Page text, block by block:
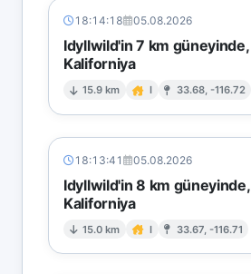
18:14:18 05.08.2026
Idyllwild'in 7 km güneyinde,
Kaliforniya
15.9 km I 33.68, -116.72
18:13:41 05.08.2026
Idyllwild'in 8 km güneyinde,
Kaliforniya
15.0 km I 33.67, -116.71